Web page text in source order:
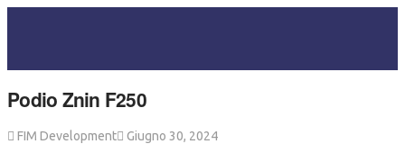
Podio Znin F250
FIM Development Giugno 30, 2024